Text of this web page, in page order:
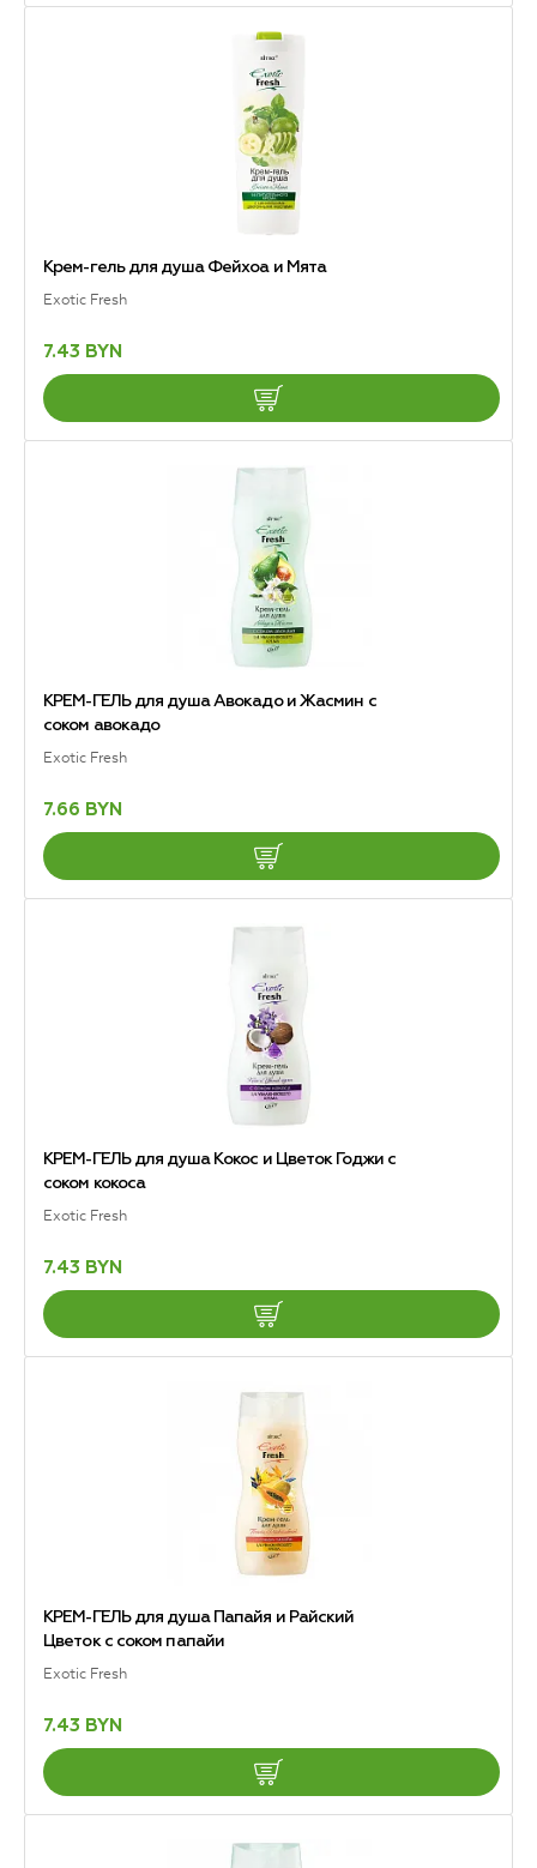
Крем-гель для душа Фейхоа и Мята
Exotic Fresh
7.43 BYN
КРЕМ-ГЕЛЬ для душа Авокадо и Жасмин с
соком авокадо
Exotic Fresh
7.66 BYN
КРЕМ-ГЕЛЬ для душа Кокос и Цветок Годжи с
соком кокоса
Exotic Fresh
7.43 BYN
КРЕМ-ГЕЛЬ для душа Папайя и Райский
Цветок с соком папайи
Exotic Fresh
7.43 BYN